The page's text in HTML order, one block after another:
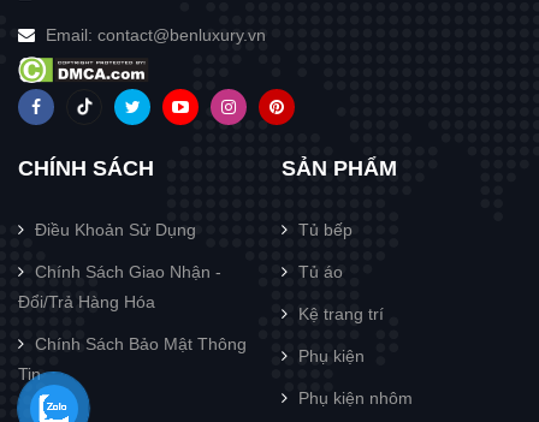
Email: contact@benluxury.vn
CHÍNH SÁCH
Điều Khoản Sử Dụng
Chính Sách Giao Nhận -
Đổi/Trả Hàng Hóa
Chính Sách Bảo Mật Thông
Tin
SẢN PHẨM
Tủ bếp
Tủ áo
Kệ trang trí
Phụ kiện
Phụ kiện nhôm